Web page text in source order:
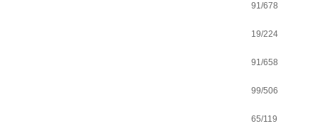
91/678
19/224
91/658
99/506
65/119